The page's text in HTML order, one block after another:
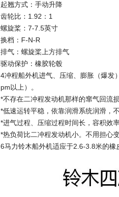
起翘方式：手动升降
齿轮比：1.92：1
螺旋桨：7-7.5英寸
换档：F-N-R
排气：螺旋桨上方排气
驱动保护：橡胶轮毂
4冲程船外机进气、压缩、膨胀（爆发
pm以上）。
*不存在二冲程发动机那样的窜气回流
*低速运转平稳，依靠润滑系统润滑，
*进气过程、压缩过程时间长，容积效
*热负荷比二冲程发动机小。不用担心
6马力铃木船外机适应于2.6-3.8米的橡